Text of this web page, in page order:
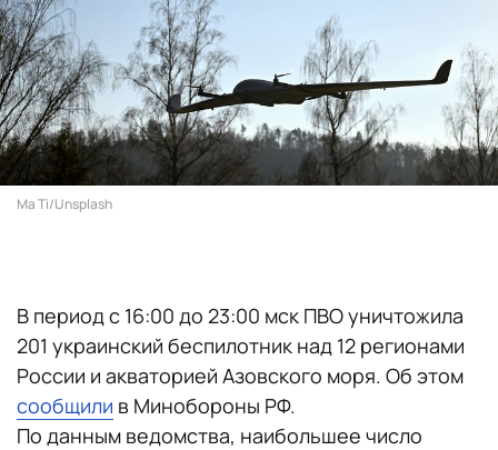
Ma Ti/Unsplash
В период с 16:00 до 23:00 мск ПВО уничтожила
201 украинский беспилотник над 12 регионами
России и акваторией Азовского моря. Об этом
сообщили в Минобороны РФ.
По данным ведомства, наибольшее число